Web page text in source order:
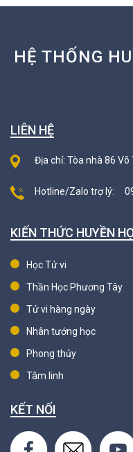
HỆ THỐNG
LIÊN HỆ
Địa chỉ: Tòa nhà 86 Võ
Hotline/Zalo trợ lý:
KIẾN THỨC HUYỀN
Học Tử vi
Thần Học Phương Tây
Tử vi hàng ngày
Nhân tướng học
Phong thủy
Tâm linh
KẾT NỐI